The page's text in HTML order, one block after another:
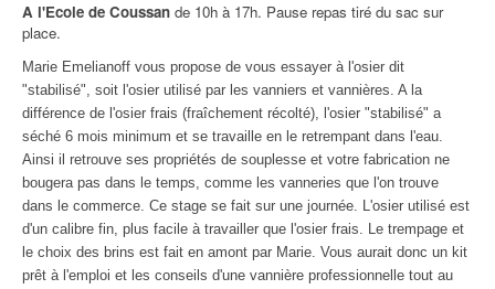
A l'Ecole de Coussan de 10h à 17h. Pause repas tiré du sac sur
place.
Marie Emelianoff vous propose de vous essayer à l'osier dit
"stabilisé", soit l'osier utilisé par les vanniers et vannières. A la
différence de l'osier frais (fraîchement récolté), l'osier "stabilisé" a
séché 6 mois minimum et se travaille en le retrempant dans l'eau.
Ainsi il retrouve ses propriétés de souplesse et votre fabrication ne
bougera pas dans le temps, comme les vanneries que l'on trouve
dans le commerce. Ce stage se fait sur une journée. L'osier utilisé est
d'un calibre fin, plus facile à travailler que l'osier frais. Le trempage et
le choix des brins est fait en amont par Marie. Vous aurait donc un kit
prêt à l'emploi et les conseils d'une vannière professionnelle tout au